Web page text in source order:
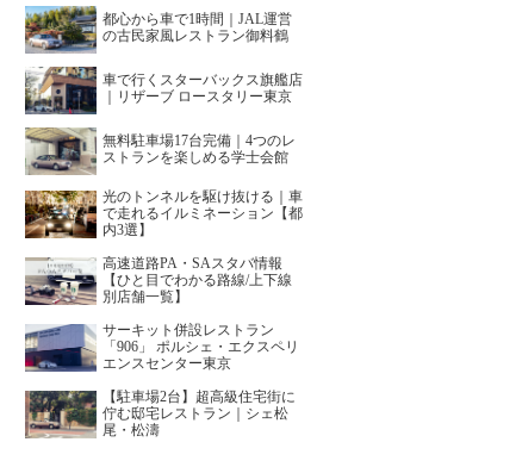
都心から車で1時間｜JAL運営
の古民家風レストラン御料鶴
車で行くスターバックス旗艦店
｜リザーブ ロースタリー東京
無料駐車場17台完備｜4つのレ
ストランを楽しめる学士会館
光のトンネルを駆け抜ける｜車
で走れるイルミネーション【都
内3選】
高速道路PA・SAスタバ情報
【ひと目でわかる路線/上下線
別店舗一覧】
サーキット併設レストラン
「906」 ポルシェ・エクスペリ
エンスセンター東京
【駐車場2台】超高級住宅街に
佇む邸宅レストラン｜シェ松
尾・松濤